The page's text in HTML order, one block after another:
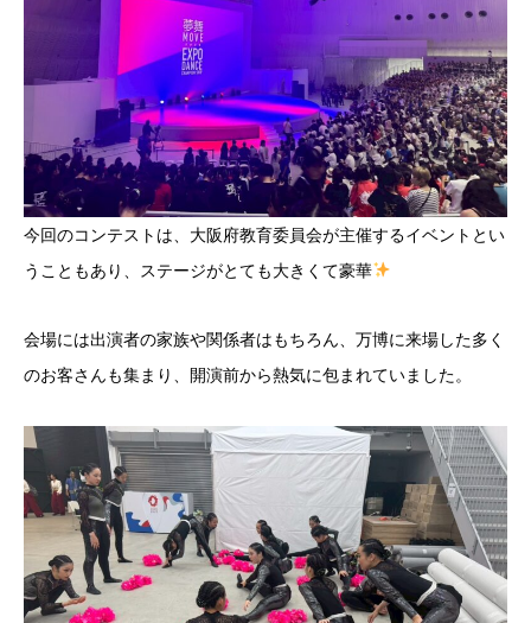
今回のコンテストは、大阪府教育委員会が主催するイベントとい
うこともあり、ステージがとても大きくて豪華
会場には出演者の家族や関係者はもちろん、万博に来場した多く
のお客さんも集まり、開演前から熱気に包まれていました。